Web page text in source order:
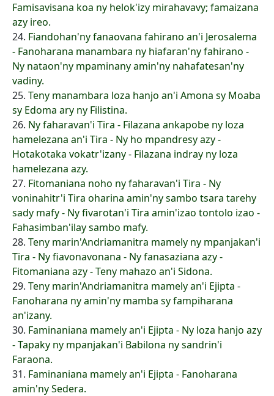
Famisavisana koa ny helok'izy mirahavavy; famaizana
azy ireo.
24. Fiandohan'ny fanaovana fahirano an'i Jerosalema
- Fanoharana manambara ny hiafaran'ny fahirano -
Ny nataon'ny mpaminany amin'ny nahafatesan'ny
vadiny.
25. Teny manambara loza hanjo an'i Amona sy Moaba
sy Edoma ary ny Filistina.
26. Ny faharavan'i Tira - Filazana ankapobe ny loza
hamelezana an'i Tira - Ny ho mpandresy azy -
Hotakotaka vokatr'izany - Filazana indray ny loza
hamelezana azy.
27. Fitomaniana noho ny faharavan'i Tira - Ny
voninahitr'i Tira oharina amin'ny sambo tsara tarehy
sady mafy - Ny fivarotan'i Tira amin'izao tontolo izao -
Fahasimban'ilay sambo mafy.
28. Teny marin'Andriamanitra mamely ny mpanjakan'i
Tira - Ny fiavonavonana - Ny fanasaziana azy -
Fitomaniana azy - Teny mahazo an'i Sidona.
29. Teny marin'Andriamanitra mamely an'i Ejipta -
Fanoharana ny amin'ny mamba sy fampiharana
an'izany.
30. Faminaniana mamely an'i Ejipta - Ny loza hanjo azy
- Tapaky ny mpanjakan'i Babilona ny sandrin'i
Faraona.
31. Faminaniana mamely an'i Ejipta - Fanoharana
amin'ny Sedera.